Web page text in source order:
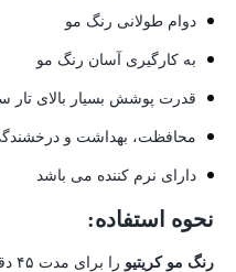
دوام طولانی رنگ مو
به کارگیری آسان رنگ مو
قدرت پوشش بسیار بالای تار
محافظت، بهداشت و
دارای نرم کننده می باشد
نحوه استفاده:
رنگ مو کریتیو